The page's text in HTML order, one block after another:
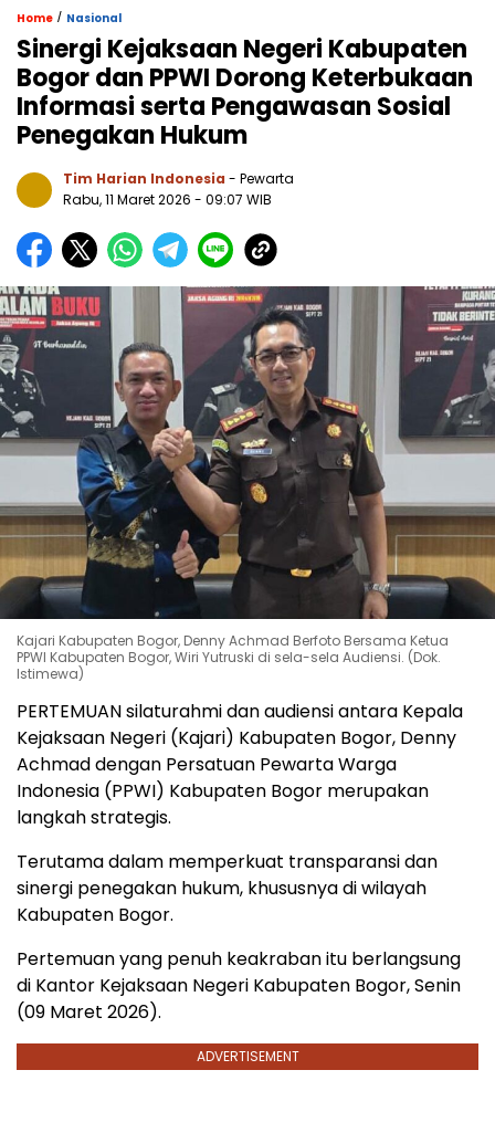
Home / Nasional
Sinergi Kejaksaan Negeri Kabupaten
Bogor dan PPWI Dorong Keterbukaan
Informasi serta Pengawasan Sosial
Penegakan Hukum
Tim Harian Indonesia - Pewarta
Rabu, 11 Maret 2026 - 09:07 WIB
Kajari Kabupaten Bogor, Denny Achmad Berfoto Bersama Ketua
PPWI Kabupaten Bogor, Wiri Yutruski di sela-sela Audiensi. (Dok.
Istimewa)
PERTEMUAN silaturahmi dan audiensi antara Kepala
Kejaksaan Negeri (Kajari) Kabupaten Bogor, Denny
Achmad dengan Persatuan Pewarta Warga
Indonesia (PPWI) Kabupaten Bogor merupakan
langkah strategis.
Terutama dalam memperkuat transparansi dan
sinergi penegakan hukum, khususnya di wilayah
Kabupaten Bogor.
Pertemuan yang penuh keakraban itu berlangsung
di Kantor Kejaksaan Negeri Kabupaten Bogor, Senin
(09 Maret 2026).
ADVERTISEMENT